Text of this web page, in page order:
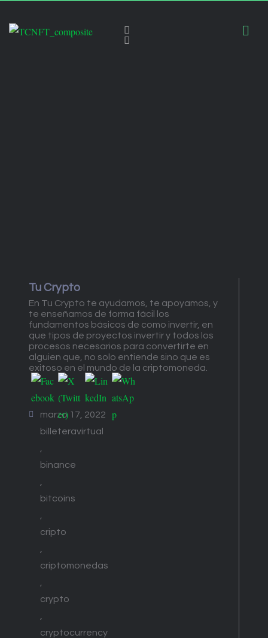
Tu Crypto
En Tu Crypto te ayudamos, te apoyamos, y
te enseñamos de forma fácil los
fundamentos básicos de como invertir, en
que tipos de proyectos invertir y todos los
procesos necesarios para convertirte en
alguien que, no solo entiende sino que es
exitoso en el mundo de la criptomoneda.
marzo 17, 2022
billeteravirtual
binance
bitcoins
cripto
criptomonedas
crypto
cryptocurrency